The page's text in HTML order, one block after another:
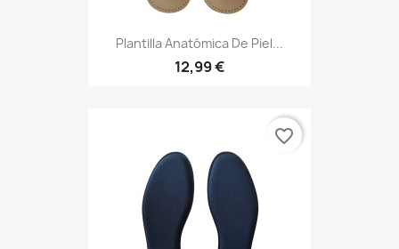
Plantilla Anatómica De Piel...
12,99 €
favorite_border